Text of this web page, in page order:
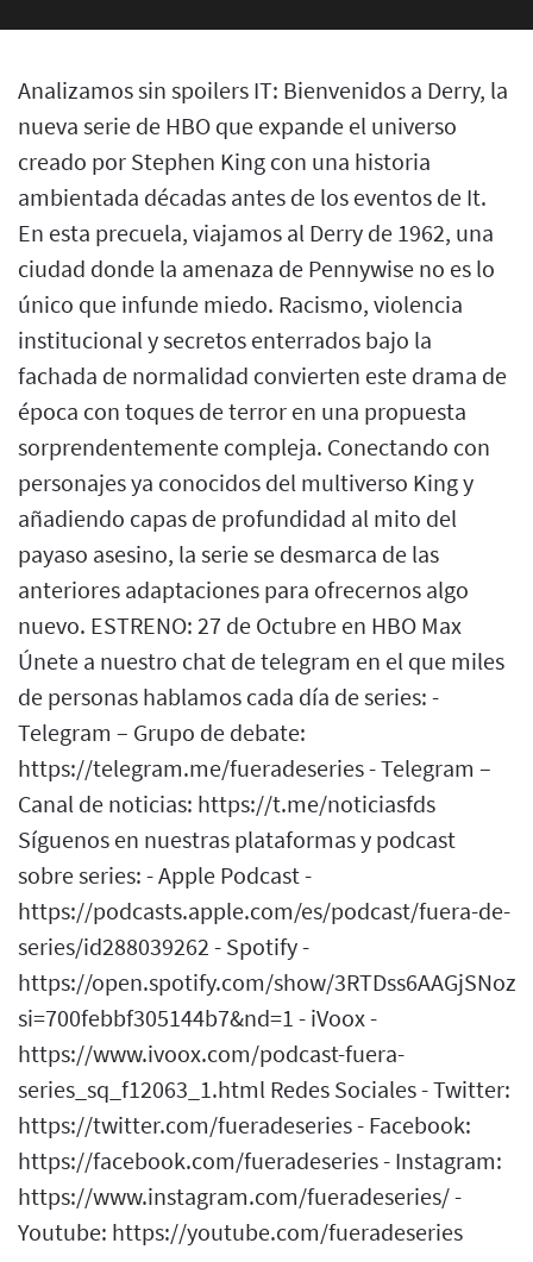
Analizamos sin spoilers IT: Bienvenidos a Derry, la
nueva serie de HBO que expande el universo
creado por Stephen King con una historia
ambientada décadas antes de los eventos de It.
En esta precuela, viajamos al Derry de 1962, una
ciudad donde la amenaza de Pennywise no es lo
único que infunde miedo. Racismo, violencia
institucional y secretos enterrados bajo la
fachada de normalidad convierten este drama de
época con toques de terror en una propuesta
sorprendentemente compleja. Conectando con
personajes ya conocidos del multiverso King y
añadiendo capas de profundidad al mito del
payaso asesino, la serie se desmarca de las
anteriores adaptaciones para ofrecernos algo
nuevo. ESTRENO: 27 de Octubre en HBO Max
Únete a nuestro chat de telegram en el que miles
de personas hablamos cada día de series: -
Telegram – Grupo de debate:
https://telegram.me/fueradeseries - Telegram –
Canal de noticias: https://t.me/noticiasfds
Síguenos en nuestras plataformas y podcast
sobre series: - Apple Podcast -
https://podcasts.apple.com/es/podcast/fuera-de-
series/id288039262 - Spotify -
https://open.spotify.com/show/
si=700febbf305144b7&nd=1 - iVoox -
https://www.ivoox.com/podcast-fuera-
series_sq_f12063_1.html Redes Sociales - Twitter:
https://twitter.com/fueradeseries - Facebook:
https://facebook.com/fueradeseries - Instagram:
https://www.instagram.com/fueradeseries/ -
Youtube: https://youtube.com/fueradeseries